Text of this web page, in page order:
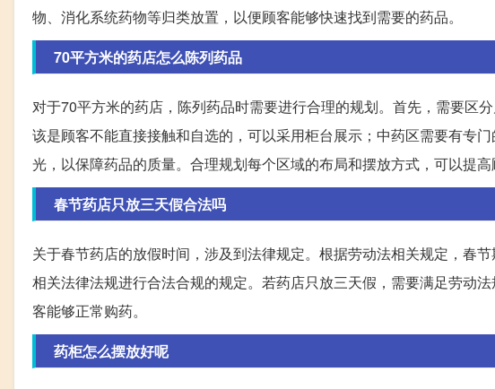
物、消化系统药物等归类放置，以便顾客能够快速找到需要的药品。
70平方米的药店怎么陈列药品
对于70平方米的药店，陈列药品时需要进行合理的规划。首先，需要区
该是顾客不能直接接触和自选的，可以采用柜台展示；中药区需要有专
光，以保障药品的质量。合理规划每个区域的布局和摆放方式，可以提高
春节药店只放三天假合法吗
关于春节药店的放假时间，涉及到法律规定。根据劳动法相关规定，春
相关法律法规进行合法合规的规定。若药店只放三天假，需要满足劳动
客能够正常购药。
药柜怎么摆放好呢